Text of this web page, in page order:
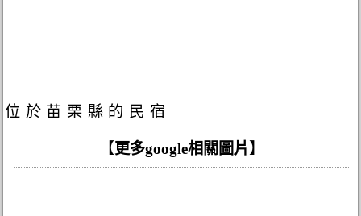
位於苗栗縣的民宿
【更多google相關圖片】